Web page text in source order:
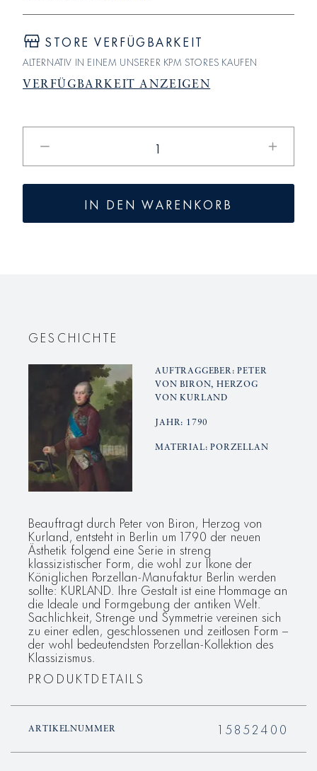
STORE VERFÜGBARKEIT
ALTERNATIV IN EINEM UNSERER KPM STORES KAUFEN
VERFÜGBARKEIT ANZEIGEN
KURLAND
Erhöhe
die
IN DEN WARENKORB
GESCHICHTE
AUFTRAGGEBER: PETER
VON BIRON, HERZOG
VON KURLAND
JAHR: 1790
MATERIAL: PORZELLAN
Beauftragt durch Peter von Biron, Herzog von
Kurland, entsteht in Berlin um 1790 der neuen
Ästhetik folgend eine Serie in streng
klassizistischer Form, die wohl zur Ikone der
Königlichen Porzellan-Manufaktur Berlin werden
sollte: KURLAND. Ihre Gestalt ist eine Hommage an
die Ideale und Formgebung der antiken Welt.
Sachlichkeit, Strenge und Symmetrie vereinen sich
zu einer edlen, geschlossenen und zeitlosen Form –
der wohl bedeutendsten Porzellan-Kollektion des
Klassizismus.
PRODUKTDETAILS
ARTIKELNUMMER 15852400